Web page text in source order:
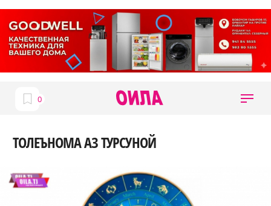
ТОЛЕЪНОМА АЗ ТУРСУНОЙ